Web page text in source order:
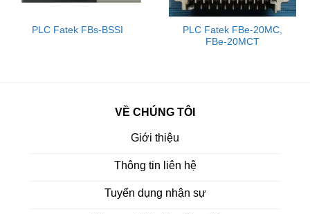
PLC Fatek FBs-BSSI
PLC Fatek FBe-20MC,
FBe-20MCT
VỀ CHÚNG TÔI
Giới thiệu
Thông tin liên hệ
Tuyển dụng nhận sự